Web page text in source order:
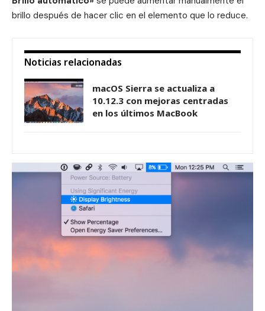
brillo después de hacer clic en el elemento que lo reduce.
Noticias relacionadas
macOS Sierra se actualiza a
10.12.3 con mejoras centradas
en los últimos MacBook